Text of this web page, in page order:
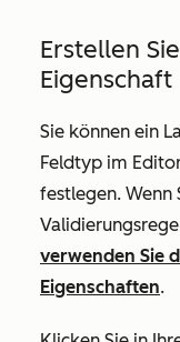
Erstellen
Eigenschaft
Sie können ein
Feldtyp im
festlegen. Wenn
verwenden Sie
Eigenschaften.